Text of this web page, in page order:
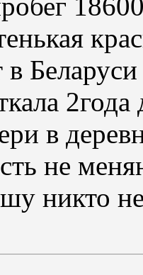
в
2года
в
не
никто